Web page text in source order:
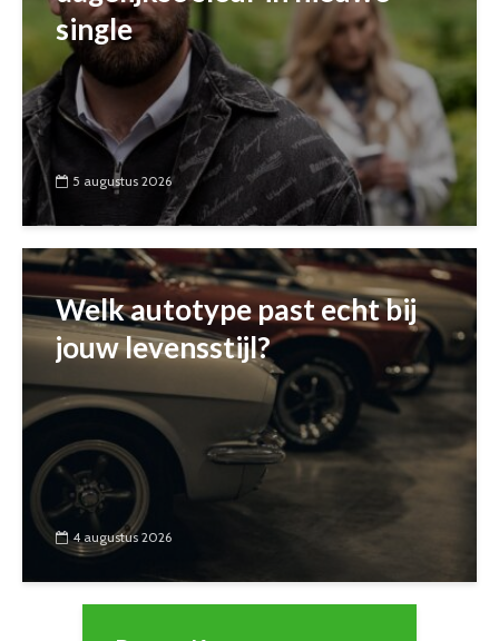
single
5 augustus 2026
Welk autotype past echt bij
jouw levensstijl?
4 augustus 2026